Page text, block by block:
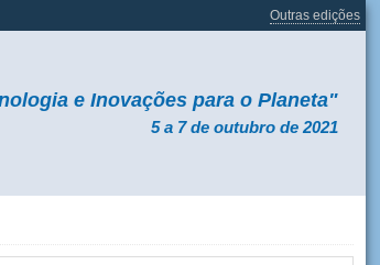
Outras edições
e Inovações para o Planeta"
5 a 7 de outubro de 2021